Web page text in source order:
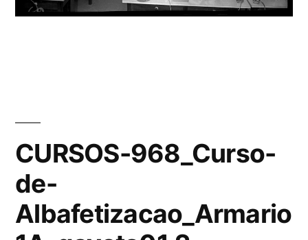
CURSOS-968_Curso-
de-
Albafetizacao_Armario